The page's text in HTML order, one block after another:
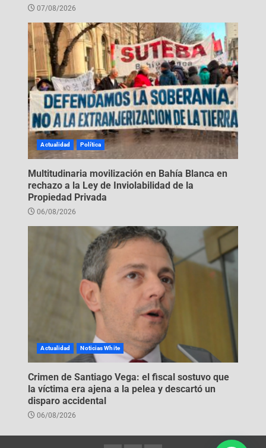
07/08/2026
Actualidad Política
Multitudinaria movilización en Bahía Blanca en
rechazo a la Ley de Inviolabilidad de la
Propiedad Privada
06/08/2026
Actualidad Noticias White
Crimen de Santiago Vega: el fiscal sostuvo que
la víctima era ajena a la pelea y descartó un
disparo accidental
06/08/2026